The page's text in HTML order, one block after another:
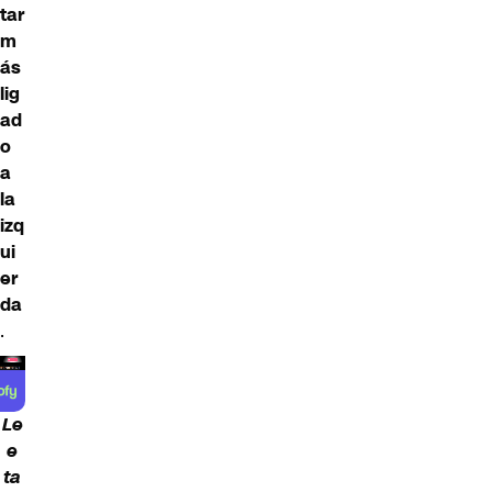
tar
m
ás
lig
ad
o
a
la
izq
ui
er
da
.
Le
e
ta